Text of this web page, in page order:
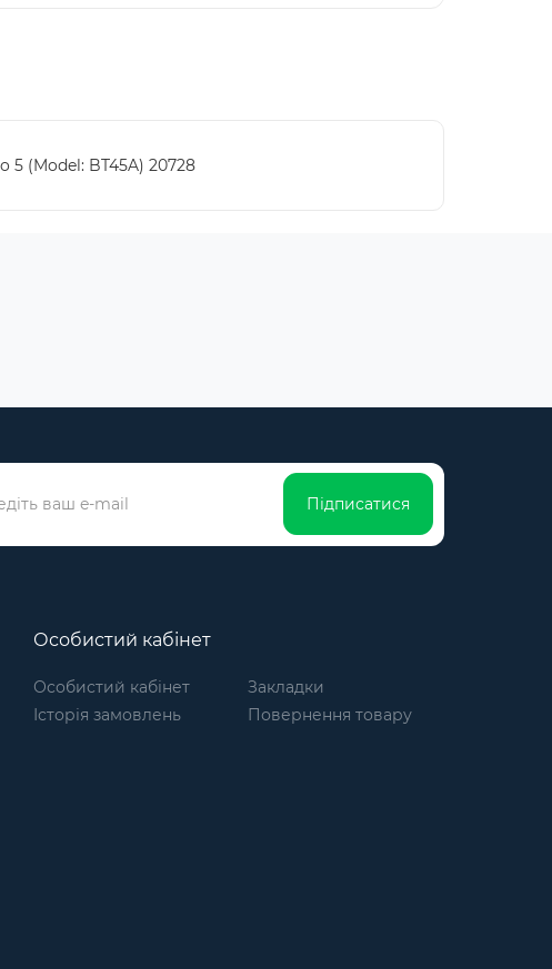
5 (Model: BT45A) 20728
Підписатися
Особистий кабінет
Особистий кабінет
Історія замовлень
Закладки
Повернення товару